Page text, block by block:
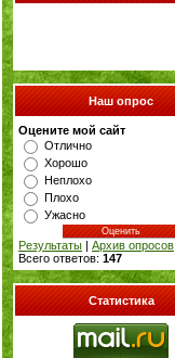
Наш опрос
Оцените мой сайт
Отлично
Хорошо
Неплохо
Плохо
Ужасно
Результаты | Архив опросов
Всего ответов: 147
Статистика